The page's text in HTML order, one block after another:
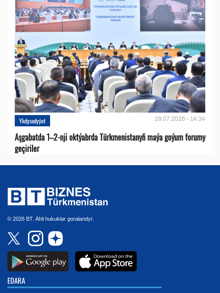
Ykdysadyýet 29.07.2026 - 14:34
Aşgabatda 1–2-nji oktýabrda Türkmenistanyň maýa goýum forumy
geçiriler
© 2026 BT. Ähli hukuklar goralandyr.
EDARA